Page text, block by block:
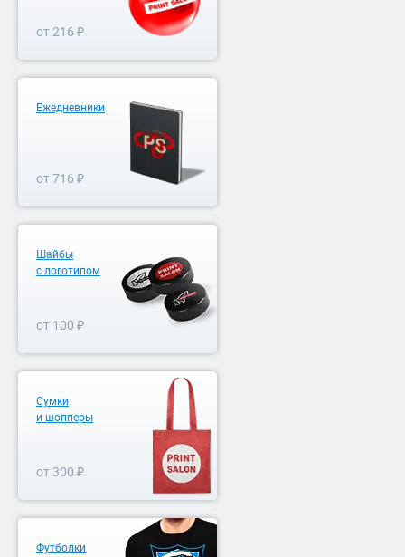
от 216 ₽
Ежедневники
от 716 ₽
Шайбы
с логотипом
от 100 ₽
Сумки
и шопперы
от 300 ₽
Футболки